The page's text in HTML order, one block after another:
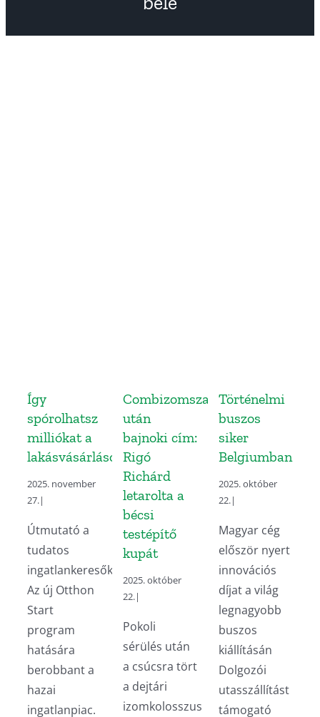
Így
spórolhatsz
milliókat a
lakásvásárláson?
2025. november
27.|
Útmutató a
tudatos
ingatlankeresőknek
Az új Otthon
Start
program
hatására
berobbant a
hazai
ingatlanpiac.
Combizomszakadás
után
bajnoki cím:
Rigó
Richárd
letarolta a
bécsi
testépítő
kupát
2025. október
22.|
Pokoli
sérülés után
a csúcsra tört
a dejtári
izomkolosszus
Történelmi
buszos
siker
Belgiumban
2025. október
22.|
Magyar cég
először nyert
innovációs
díjat a világ
legnagyobb
buszos
kiállításán
Dolgozói
utasszállítást
támogató